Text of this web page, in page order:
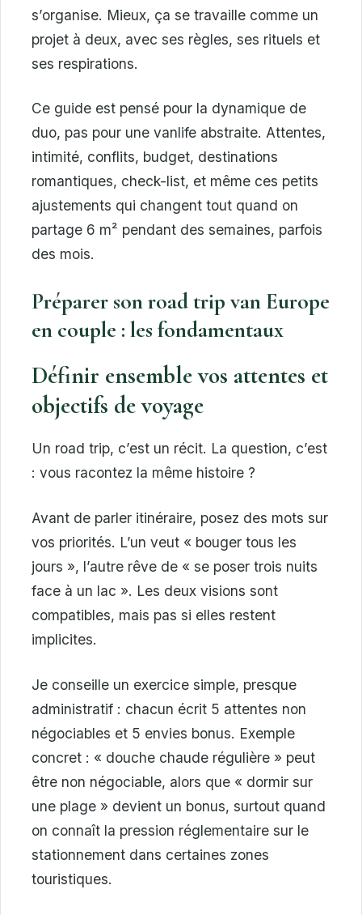
s’organise. Mieux, ça se travaille comme un
projet à deux, avec ses règles, ses rituels et
ses respirations.
Ce guide est pensé pour la dynamique de
duo, pas pour une vanlife abstraite. Attentes,
intimité, conflits, budget, destinations
romantiques, check-list, et même ces petits
ajustements qui changent tout quand on
partage 6 m² pendant des semaines, parfois
des mois.
Préparer son road trip van Europe
en couple : les fondamentaux
Définir ensemble vos attentes et
objectifs de voyage
Un road trip, c’est un récit. La question, c’est
: vous racontez la même histoire ?
Avant de parler itinéraire, posez des mots sur
vos priorités. L’un veut « bouger tous les
jours », l’autre rêve de « se poser trois nuits
face à un lac ». Les deux visions sont
compatibles, mais pas si elles restent
implicites.
Je conseille un exercice simple, presque
administratif : chacun écrit 5 attentes non
négociables et 5 envies bonus. Exemple
concret : « douche chaude régulière » peut
être non négociable, alors que « dormir sur
une plage » devient un bonus, surtout quand
on connaît la pression réglementaire sur le
stationnement dans certaines zones
touristiques.